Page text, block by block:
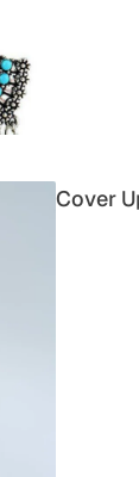
Cover